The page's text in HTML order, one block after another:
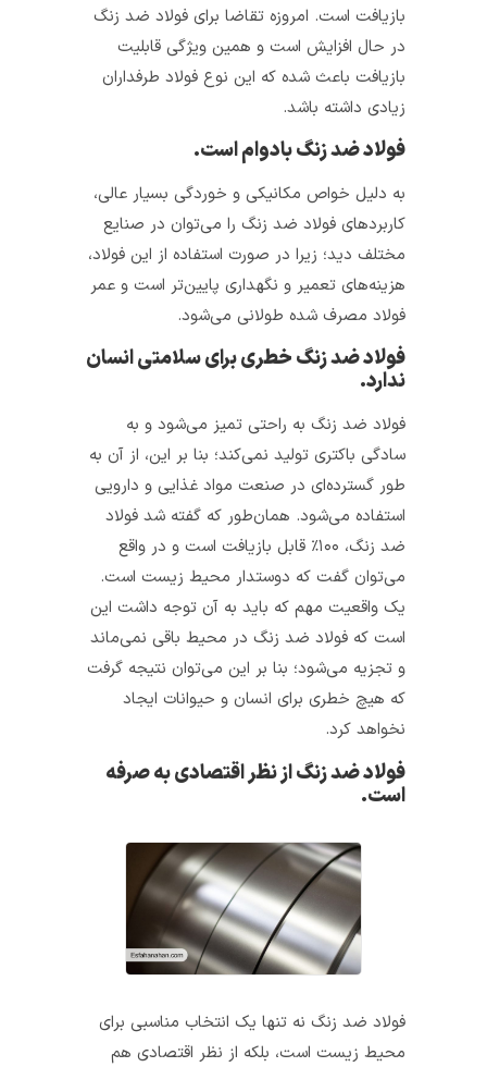
بازیافت است. امروزه تقاضا برای فولاد ضد زنگ
در حال افزایش است و همین ویژگی قابلیت
بازیافت باعث شده که این نوع فولاد طرفداران
زیادی داشته باشد.
فولاد ضد زنگ بادوام است.
به دلیل خواص مکانیکی و خوردگی بسیار عالی،
کاربردهای فولاد ضد زنگ را می‌توان در صنایع
مختلف دید؛ زیرا در صورت استفاده از این فولاد،
هزینه‌های تعمیر و نگهداری پایین‌تر است و عمر
فولاد مصرف شده طولانی می‌شود.
فولاد ضد زنگ خطری برای سلامتی انسان
فولاد ضد زنگ به راحتی تمیز می‌شود و به
سادگی باکتری تولید نمی‌کند؛ بنا بر این، از آن به
طور گسترده‌ای در صنعت مواد غذایی و دارویی
استفاده می‌شود. همان‌طور که گفته شد فولاد
ضد زنگ، ۱۰۰٪ قابل بازیافت است و در واقع
می‌توان گفت که دوستدار محیط زیست است.
یک واقعیت مهم که باید به آن توجه داشت این
است که فولاد ضد زنگ در محیط باقی نمی‌ماند
و تجزیه می‌شود؛ بنا بر این می‌توان نتیجه گرفت
که هیچ خطری برای انسان و حیوانات ایجاد
نخواهد کرد.
فولاد ضد زنگ از نظر اقتصادی به صرفه
فولاد ضد زنگ نه تنها یک انتخاب مناسبی برای
محیط زیست است، بلکه از نظر اقتصادی هم